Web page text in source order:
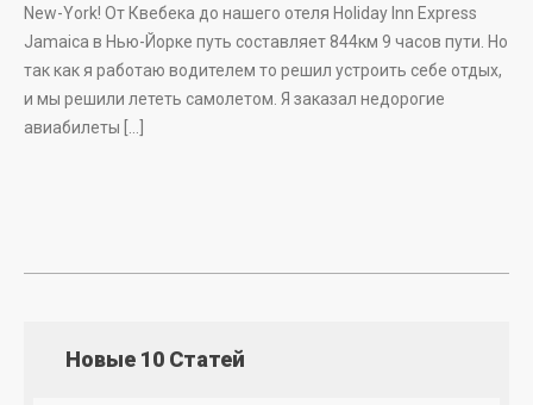
New-York! От Квебека до нашего отеля Holiday Inn Express
Jamaica в Нью-Йорке путь составляет 844км 9 часов пути. Но
так как я работаю водителем то решил устроить себе отдых,
и мы решили лететь самолетом. Я заказал недорогие
авиабилеты […]
Новые 10 Статей